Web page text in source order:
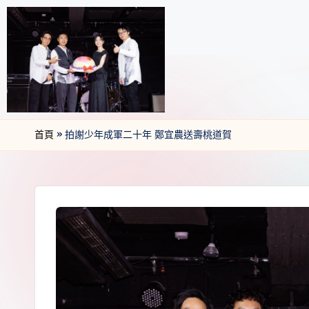
首頁 » 拍謝少年成軍二十年 鄭宜農送壽桃道賀